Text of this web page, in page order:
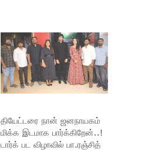
தியேட்டரை நான் ஜனநாயகம்
மிக்க இடமாக பார்க்கிறேன்..!
டார்க் பட விழாவில் பா.ரஞ்சித்